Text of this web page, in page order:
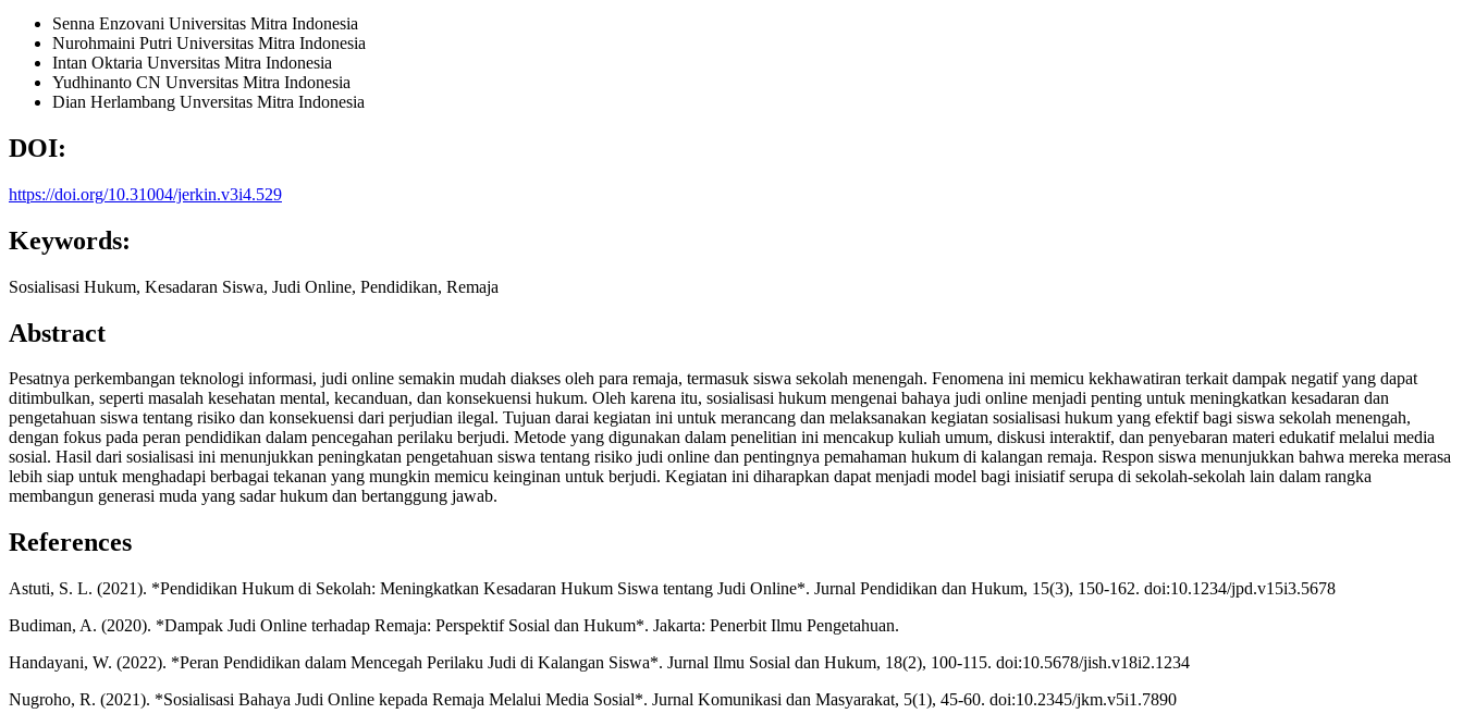
Senna Enzovani Universitas Mitra Indonesia
Nurohmaini Putri Universitas Mitra Indonesia
Intan Oktaria Unversitas Mitra Indonesia
Yudhinanto CN Unversitas Mitra Indonesia
Dian Herlambang Unversitas Mitra Indonesia
DOI:
https://doi.org/10.31004/jerkin.v3i4.529
Keywords:
Sosialisasi Hukum, Kesadaran Siswa, Judi Online, Pendidikan, Remaja
Abstract
Pesatnya perkembangan teknologi informasi, judi online semakin mudah diakses oleh para remaja, termasuk siswa sekolah menengah. Fenomena ini memicu kekhawatiran terkait dampak negatif yang dapat
ditimbulkan, seperti masalah kesehatan mental, kecanduan, dan konsekuensi hukum. Oleh karena itu, sosialisasi hukum mengenai bahaya judi online menjadi penting untuk meningkatkan kesadaran dan
pengetahuan siswa tentang risiko dan konsekuensi dari perjudian ilegal. Tujuan darai kegiatan ini untuk merancang dan melaksanakan kegiatan sosialisasi hukum yang efektif bagi siswa sekolah menengah,
dengan fokus pada peran pendidikan dalam pencegahan perilaku berjudi. Metode yang digunakan dalam penelitian ini mencakup kuliah umum, diskusi interaktif, dan penyebaran materi edukatif melalui media
sosial. Hasil dari sosialisasi ini menunjukkan peningkatan pengetahuan siswa tentang risiko judi online dan pentingnya pemahaman hukum di kalangan remaja. Respon siswa menunjukkan bahwa mereka merasa
lebih siap untuk menghadapi berbagai tekanan yang mungkin memicu keinginan untuk berjudi. Kegiatan ini diharapkan dapat menjadi model bagi inisiatif serupa di sekolah-sekolah lain dalam rangka
membangun generasi muda yang sadar hukum dan bertanggung jawab.
References
Astuti, S. L. (2021). *Pendidikan Hukum di Sekolah: Meningkatkan Kesadaran Hukum Siswa tentang Judi Online*. Jurnal Pendidikan dan Hukum, 15(3), 150-162. doi:10.1234/jpd.v15i3.5678
Budiman, A. (2020). *Dampak Judi Online terhadap Remaja: Perspektif Sosial dan Hukum*. Jakarta: Penerbit Ilmu Pengetahuan.
Handayani, W. (2022). *Peran Pendidikan dalam Mencegah Perilaku Judi di Kalangan Siswa*. Jurnal Ilmu Sosial dan Hukum, 18(2), 100-115. doi:10.5678/jish.v18i2.1234
Nugroho, R. (2021). *Sosialisasi Bahaya Judi Online kepada Remaja Melalui Media Sosial*. Jurnal Komunikasi dan Masyarakat, 5(1), 45-60. doi:10.2345/jkm.v5i1.7890